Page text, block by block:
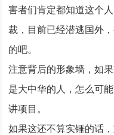
害者们肯定都知道这个
裁，目前已经潜逃国外
的吧。
注意背后的形象墙，如
是大中华的人，怎么可
讲项目。
如果这还不算实锤的话